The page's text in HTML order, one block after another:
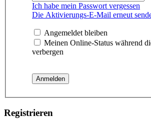
Ich habe mein Passwort vergessen
Die Aktivierungs-E-Mail erneut
Angemeldet bleiben
Meinen Online-Status während
verbergen
Registrieren